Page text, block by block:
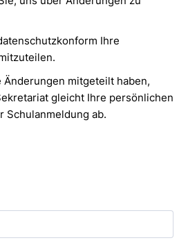
Ihre
mitgeteilt haben,
gleicht Ihre persönlichen
Schulanmeldung ab.